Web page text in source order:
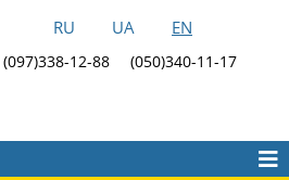
RU UA EN
(097)338-12-88 (050)340-11-17